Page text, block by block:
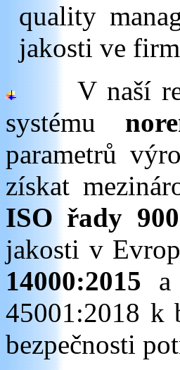
quality
jakosti ve
V naší
systému
parametrů
získat
ISO řady
jakosti v
14000:2015 a
45001:2018 k
bezpečnosti